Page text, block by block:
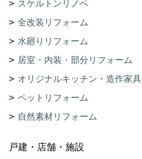
スケルトンリノベ
全改装リフォーム
水廻りリフォーム
居室・内装・部分リフォーム
オリジナルキッチン・造作家具
ペットリフォーム
自然素材リフォーム
戸建・店舗・施設